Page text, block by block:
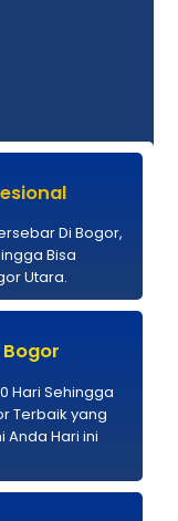
Di Bogor,
Bisa
Utara.
Hari Sehingga
Terbaik yang
Anda Hari ini